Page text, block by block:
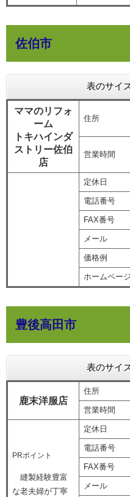
佐伯市
表のサイ
ママのリフォ
ーム
トキハインダ
ストリー佐伯
店
住所 佐
営業時
定休
電話番号
FAX番号
メー
価格
ホームペ
豊後高田市
表のサイ
鹿末洋服店
住所 豊
営業時間
PRポイント
縫製経験豊富
な老夫婦が丁寧
定休
電話番号
FAX番
メー